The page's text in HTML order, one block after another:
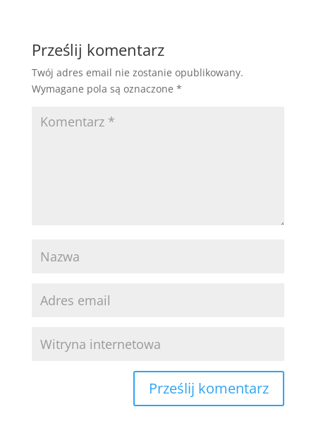
Prześlij komentarz
Twój adres email nie zostanie opublikowany.
Wymagane pola są oznaczone *